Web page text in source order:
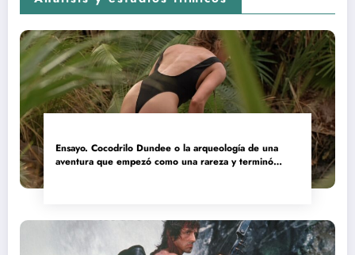
Ensayo. Cocodrilo Dundee o la arqueología de una
aventura que empezó como una rareza y terminó